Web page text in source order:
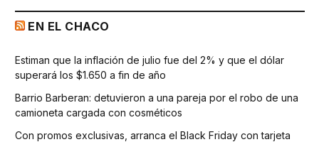
EN EL CHACO
Estiman que la inflación de julio fue del 2% y que el dólar
superará los $1.650 a fin de año
Barrio Barberan: detuvieron a una pareja por el robo de una
camioneta cargada con cosméticos
Con promos exclusivas, arranca el Black Friday con tarjeta